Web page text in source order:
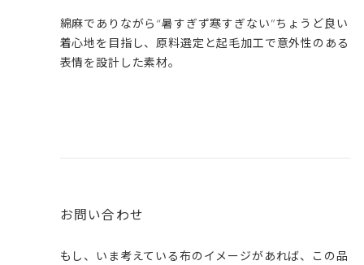
綿麻でありながら“暑すぎず寒すぎない”ちょうど良い
着心地を目指し、原料選定と起毛加工で意外性のある
表情を設計した素材。
お問い合わせ
もし、いま考えている布のイメージがあれば、この品